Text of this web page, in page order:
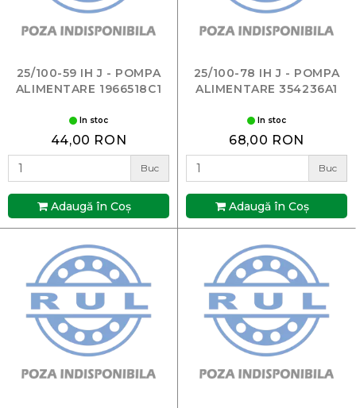
25/100-59 IH J - POMPA
ALIMENTARE 1966518C1
In stoc
44,00 RON
Buc
Adaugă în Coş
25/100-78 IH J - POMPA
ALIMENTARE 354236A1
In stoc
68,00 RON
Buc
Adaugă în Coş